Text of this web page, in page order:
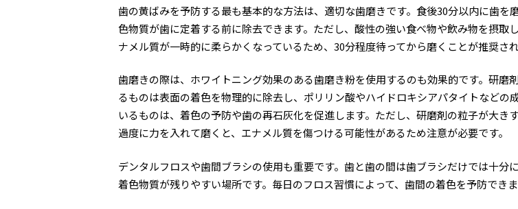
歯の黄ばみを予防する最も基本的な方法は、適切な歯磨きです。食後30分以内に歯を
色物質が歯に定着する前に除去できます。ただし、酸性の強い食べ物や飲み物を摂取
ナメル質が一時的に柔らかくなっているため、30分程度待ってから磨くことが推奨され
歯磨きの際は、ホワイトニング効果のある歯磨き粉を使用するのも効果的です。研磨
るものは表面の着色を物理的に除去し、ポリリン酸やハイドロキシアパタイトなどの
いるものは、着色の予防や歯の再石灰化を促進します。ただし、研磨剤の粒子が大きす
過度に力を入れて磨くと、エナメル質を傷つける可能性があるため注意が必要です。
デンタルフロスや歯間ブラシの使用も重要です。歯と歯の間は歯ブラシだけでは十分に
着色物質が残りやすい場所です。毎日のフロス習慣によって、歯間の着色を予防できま